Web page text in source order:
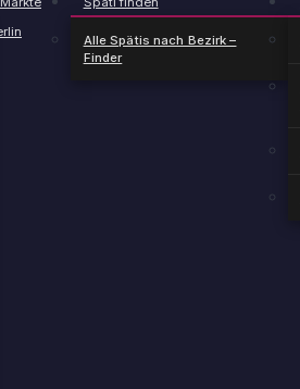
Alle Spätis nach Bezirk –
Finder